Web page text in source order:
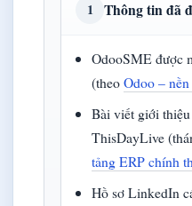
1 Thông tin đã
OdooSME được
(theoOdoo –
Bài viết giới
ThisDayLive
tảng ERP chính
Hồ sơ LinkedIn